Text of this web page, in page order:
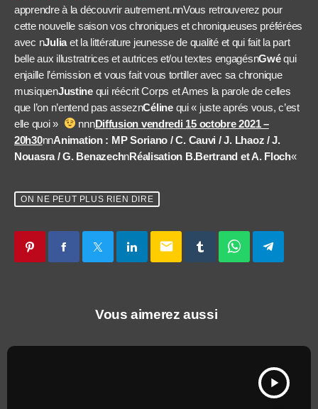
apprendre à la découvrir autrement.nnVous retrouverez pour
cette nouvelle saison vos chroniques et chroniqueuses préférées
avec nJuliaet la littérature jeunesse de qualité et qui fait la part
belle aux illustratrices et autrices et/ou textes engagésnGwéqui
enjaille l’émission et vous fait vous tortiller avec sa chronique
musiquenJustinequi réécrit Corps et Ames la parole de celles
que l’on n’entend pas asseznCélinequi « juste aprés vous, c’est
elle quoi »
nnnDiffusion vendredi 15 octobre 2021 –
20h30nnAnimation : MP Soriano / C. Cauvi / J. Lhaoz / J.
Nouasra / G. BenazechnRéalisation B.Bertrand et A. Floch«
ON NE PEUT PLUS RIEN DIRE
email
Vous aimerez aussi
play_arrow